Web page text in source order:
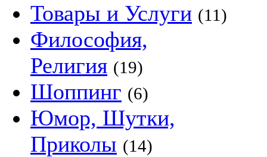
Товары и Услуги (11)
Философия,
Религия (19)
Шоппинг (6)
Юмор, Шутки,
Приколы (14)